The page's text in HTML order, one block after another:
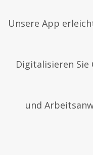
Unsere App
Digitalisieren Sie
und